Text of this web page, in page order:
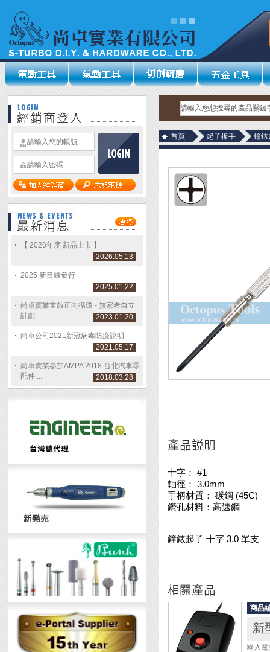
【 2026年度 新品上市 】
2026.05.13
2025 新目錄發行
2025.01.22
尚卓實業重啟正向循環 - 無家者自立
計劃
2023.01.20
尚卓公司2021新冠病毒防疫說明
2021.05.17
尚卓實業參加AMPA 2018 台北汽車零
配件 ...
2018.03.28
首頁 起子扳手 鐘錶
十字： #1
軸徑： 3.0mm
手柄材質： 碳鋼 (45C)
鑽孔材料：高速鋼
鐘錶起子 十字 3.0 單支
商品
新
輸入